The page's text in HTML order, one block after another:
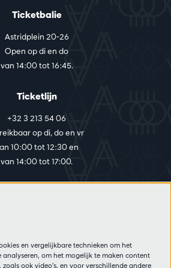
Ticketbalie
Astridplein 20-26
Open op di en do
van 14:00 tot 16:45.
Ticketlijn
+32 3 213 54 06
op di, do en vr
10:00 tot 12:30 en
van 14:00 tot 17:00.
Privacy
en vergelijkbare technieken om het
analyseren, om het mogelijk te maken content
ook video’s, en voor verschillende andere